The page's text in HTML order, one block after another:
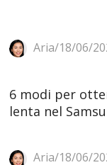
Aria/18/06/
6 modi per
lenta nel
Aria/18/06/